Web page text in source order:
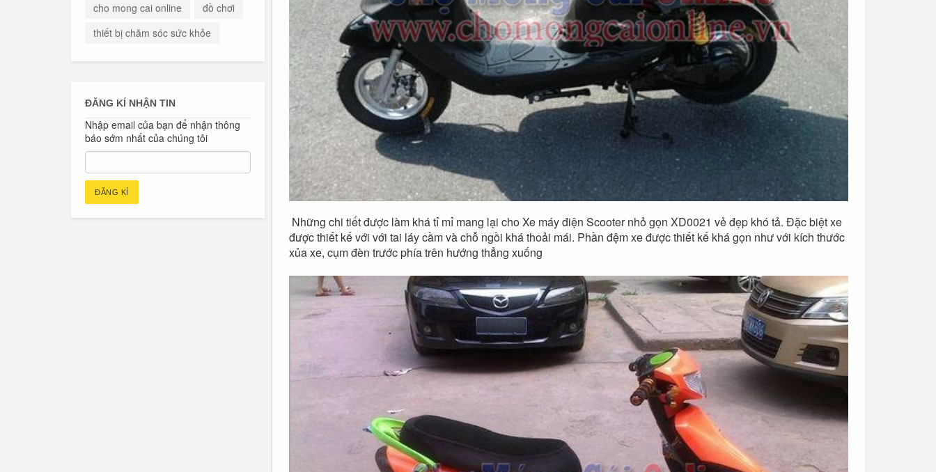
Những chi tiết được làm khá tỉ mỉ mang lại cho Xe máy điện Scooter nhỏ gọn XD0021 vẻ đẹp khó tả. Đặc biệt xe
được thiết kế với với tai láy cầm và chỗ ngồi khá thoải mái. Phần đệm xe được thiết kế khá gọn như với kích thước
xủa xe, cụm đèn trước phía trên hướng thẳng xuống
cho mong cai online
đồ chơi
thiết bị chăm sóc sức khỏe
ĐĂNG KÍ NHẬN TIN
Nhập email của bạn để nhận thông
báo sớm nhất của chúng tôi